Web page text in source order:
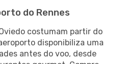
do Rennes
costumam partir do
disponibiliza uma
antes do voo, desde